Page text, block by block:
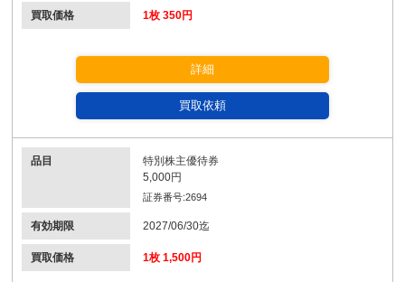
買取価格 1枚 350円
詳細
買取依頼
品目
特別株主優待券
5,000円
証券番号:2694
有効期限 2027/06/30迄
買取価格 1枚 1,500円